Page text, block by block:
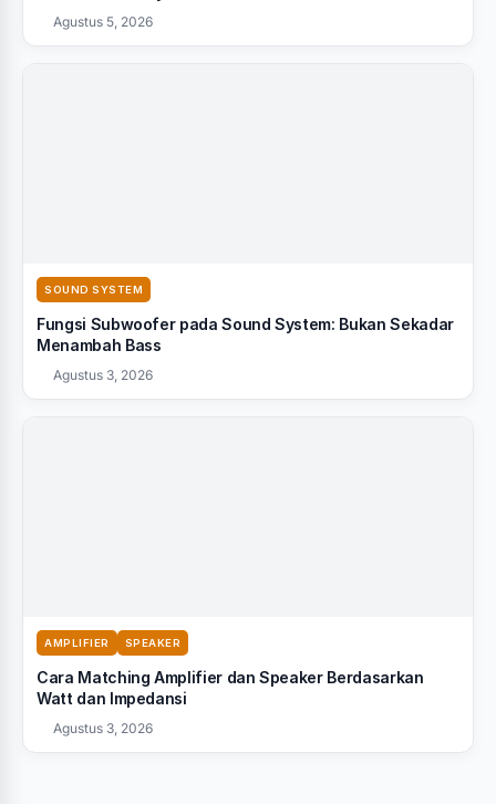
Agustus 5, 2026
SOUND SYSTEM
Fungsi Subwoofer pada Sound System: Bukan Sekadar
Menambah Bass
Agustus 3, 2026
AMPLIFIER SPEAKER
Cara Matching Amplifier dan Speaker Berdasarkan
Watt dan Impedansi
Agustus 3, 2026